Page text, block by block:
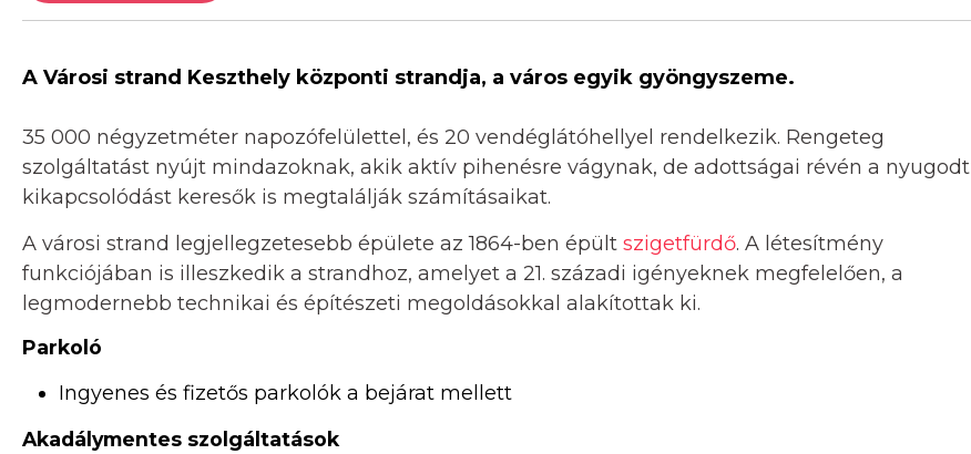
A Városi strand Keszthely központi strandja, a város egyik gyöngyszeme.
35 000 négyzetméter napozófelülettel, és 20 vendéglátóhellyel rendelkezik. Rengeteg
szolgáltatást nyújt mindazoknak, akik aktív pihenésre vágynak, de adottságai révén a nyugodt
kikapcsolódást keresők is megtalálják számításaikat.
A városi strand legjellegzetesebb épülete az 1864-ben épült szigetfürdő. A létesítmény
funkciójában is illeszkedik a strandhoz, amelyet a 21. századi igényeknek megfelelően, a
legmodernebb technikai és építészeti megoldásokkal alakítottak ki.
Parkoló
Ingyenes és fizetős parkolók a bejárat mellett
Akadálymentes szolgáltatások